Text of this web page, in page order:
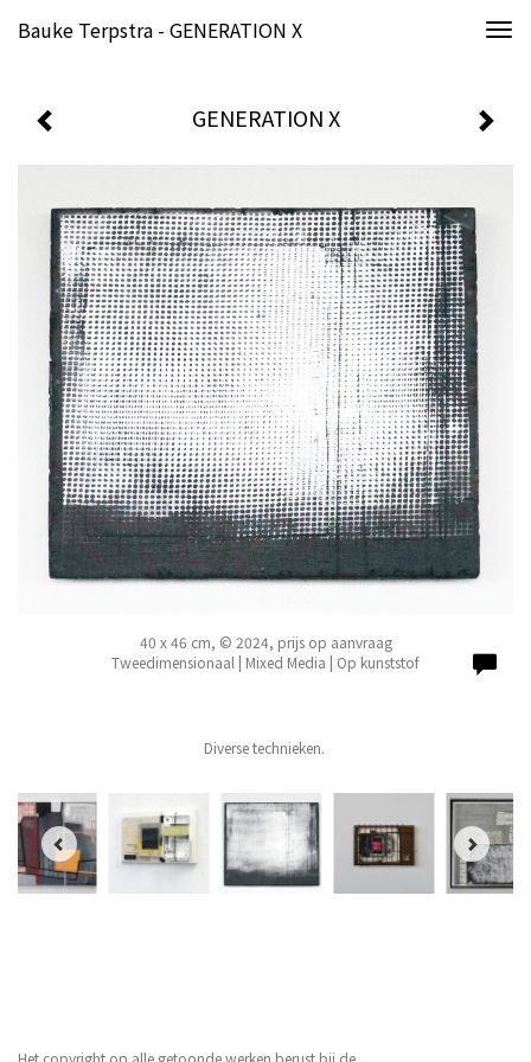
Bauke Terpstra - GENERATION X
GENERATION X
40 x 46 cm, © 2024, prijs op aanvraag
Tweedimensionaal | Mixed Media | Op kunststof
Diverse technieken.
Het copyright op alle getoonde werken berust bij de